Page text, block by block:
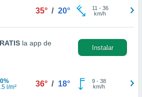
35° / 20° 11 - 36
km/h
la app de
Instalar
l/m²
36° / 18° 9- 38
km/h